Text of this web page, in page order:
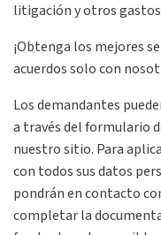
litigación y otros
¡Obtenga los mejores
acuerdos solo con
Los demandantes
a través del formulario
nuestro sitio. Para
con todos sus datos
pondrán en contacto
completar la